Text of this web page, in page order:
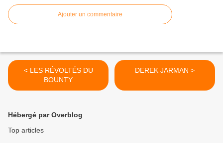
Ajouter un commentaire
< LES RÉVOLTÉS DU
BOUNTY
DEREK JARMAN >
Hébergé par Overblog
Top articles